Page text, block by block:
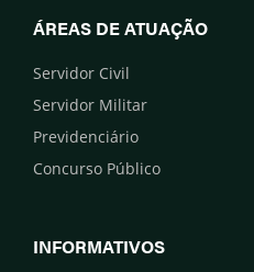
ÁREAS DE ATUAÇÃO
Servidor Civil
Servidor Militar
Previdenciário
Concurso Público
INFORMATIVOS